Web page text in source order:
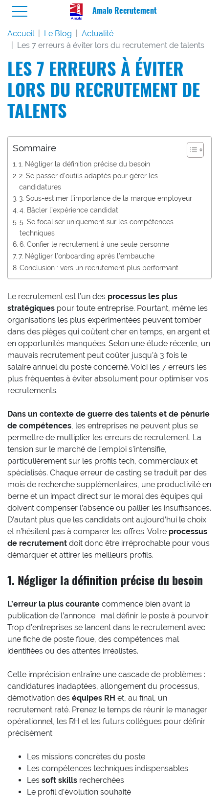
Amalo Recrutement
Accueil Le Blog
Actualité
Les 7 erreurs à éviter lors du recrutement de talents
LES 7 ERREURS À ÉVITER
LORS DU RECRUTEMENT DE
TALENTS
Sommaire
1. Négliger la définition précise du besoin
2. Se passer d’outils adaptés pour gérer les
candidatures
3. Sous-estimer l’importance de la marque employeur
4. Bâcler l’expérience candidat
5. Se focaliser uniquement sur les compétences
techniques
6. Confier le recrutement à une seule personne
7. Négliger l’onboarding après l’embauche
Conclusion : vers un recrutement plus performant
Le recrutement est l’un des processus les plus
stratégiques pour toute entreprise. Pourtant, même les
organisations les plus expérimentées peuvent tomber
dans des pièges qui coûtent cher en temps, en argent et
en opportunités manquées. Selon une étude récente, un
mauvais recrutement peut coûter jusqu’à 3 fois le
salaire annuel du poste concerné. Voici les 7 erreurs les
plus fréquentes à éviter absolument pour optimiser vos
recrutements.
Dans un contexte de guerre des talents et de pénurie
de compétences, les entreprises ne peuvent plus se
permettre de multiplier les erreurs de recrutement. La
tension sur le marché de l’emploi s’intensifie,
particulièrement sur les profils tech, commerciaux et
spécialisés. Chaque erreur de casting se traduit par des
mois de recherche supplémentaires, une productivité en
berne et un impact direct sur le moral des équipes qui
doivent compenser l’absence ou pallier les insuffisances.
D’autant plus que les candidats ont aujourd’hui le choix
et n’hésitent pas à comparer les offres. Votre processus
de recrutement doit donc être irréprochable pour vous
démarquer et attirer les meilleurs profils.
1. Négliger la définition précise du besoin
L’erreur la plus courante commence bien avant la
publication de l’annonce : mal définir le poste à pourvoir.
Trop d’entreprises se lancent dans le recrutement avec
une fiche de poste floue, des compétences mal
identifiées ou des attentes irréalistes.
Cette imprécision entraîne une cascade de problèmes :
candidatures inadaptées, allongement du processus,
démotivation des équipes RH et, au final, un
recrutement raté. Prenez le temps de réunir le manager
opérationnel, les RH et les futurs collègues pour définir
précisément :
Les missions concrètes du poste
Les compétences techniques indispensables
Les soft skills recherchées
Le profil d’évolution souhaité